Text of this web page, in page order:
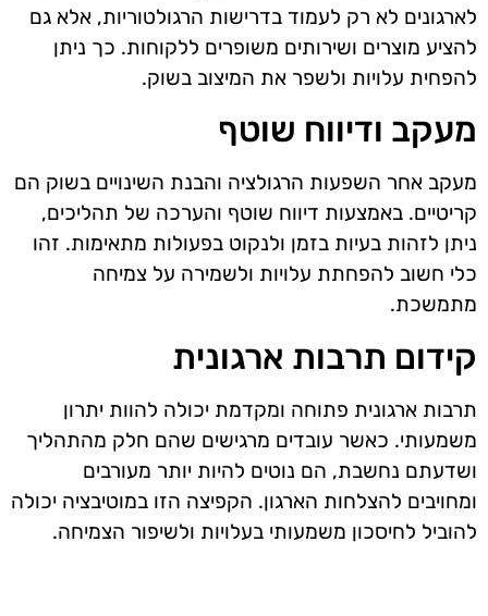
לארגונים לא רק לעמוד בדרישות הרגולטוריות, אלא גם
להציע מוצרים ושירותים משופרים ללקוחות. כך ניתן
להפחית עלויות ולשפר את המיצוב בשוק.
מעקב ודיווח שוטף
מעקב אחר השפעות הרגולציה והבנת השינויים בשוק הם
קריטיים. באמצעות דיווח שוטף והערכה של תהליכים,
ניתן לזהות בעיות בזמן ולנקוט בפעולות מתאימות. זהו
כלי חשוב להפחתת עלויות ולשמירה על צמיחה
מתמשכת.
קידום תרבות ארגונית
תרבות ארגונית פתוחה ומקדמת יכולה להוות יתרון
משמעותי. כאשר עובדים מרגישים שהם חלק מהתהליך
ושדעתם נחשבת, הם נוטים להיות יותר מעורבים
ומחויבים להצלחות הארגון. הקפיצה הזו במוטיבציה יכולה
להוביל לחיסכון משמעותי בעלויות ולשיפור הצמיחה.